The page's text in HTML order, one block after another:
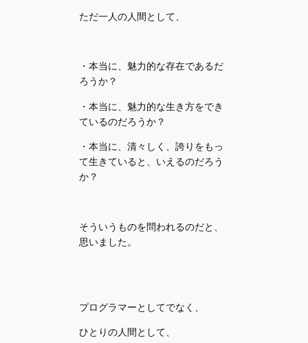
ただ一人の人間として、
・本当に、魅力的な存在であるだ
ろうか？
・本当に、魅力的な生き方をでき
ているのだろうか？
・本当に、清々しく、誇りをもっ
て生きていると、いえるのだろう
か？
そういうものを問われるのだと、
思いました。
プログラマーとしてでなく、
ひとりの人間として、